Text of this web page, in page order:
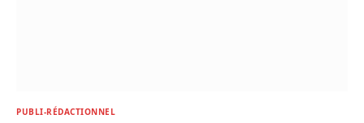
PUBLI-RÉDACTIONNEL